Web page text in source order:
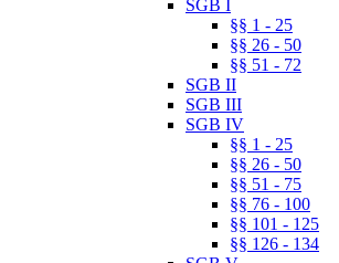
SGB I
§§ 1 - 25
§§ 26 - 50
§§ 51 - 72
SGB II
SGB III
SGB IV
§§ 1 - 25
§§ 26 - 50
§§ 51 - 75
§§ 76 - 100
§§ 101 - 125
§§ 126 - 134